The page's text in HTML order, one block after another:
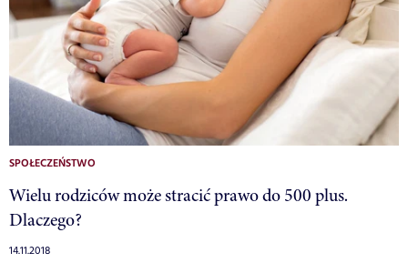
SPOŁECZEŃSTWO
Wielu rodziców może stracić prawo do 500 plus.
Dlaczego?
14.11.2018